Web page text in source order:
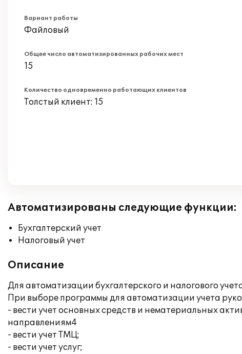
Вариант работы
Файловый
Общее число автоматизированных рабочих мест
15
Количество одновременно работающих клиентов
Толстый клиент: 15
Автоматизированы следующие функции:
Бухгалтерский учет
Налоговый учет
Описание
Для автоматизации бухгалтерского и налогового
При выборе программы для автоматизации учета
- вести учет основных средств и нематериальных
направлениям4
- вести учет ТМЦ;
- вести учет услуг;